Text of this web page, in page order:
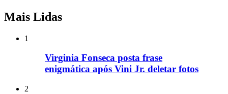
Mais Lidas
1
Virginia Fonseca posta frase
enigmática após Vini Jr. deletar fotos
2